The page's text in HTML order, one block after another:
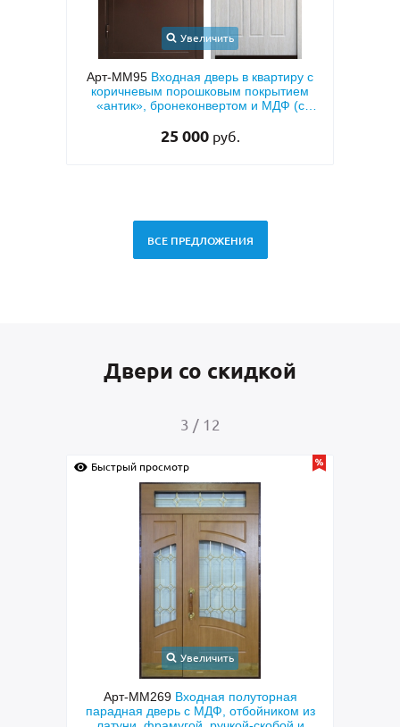
Увеличить
Арт-ММ49Белая входная дверь с МДФ с
двух сторон и шумоизоляцией
ВСЕ ПРЕДЛОЖЕНИЯ
Двери со скидкой
4 / 12
Быстрый просмотр
Увеличить
Арт-ММ278Металлическая коричневая
техническая дверь